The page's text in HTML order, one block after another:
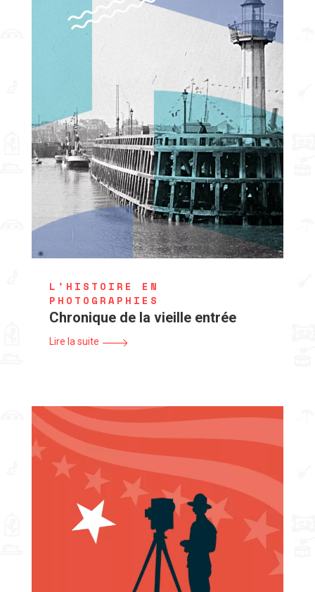
L'HISTOIRE EN
PHOTOGRAPHIES
Chronique de la vieille entrée
Lire la suite